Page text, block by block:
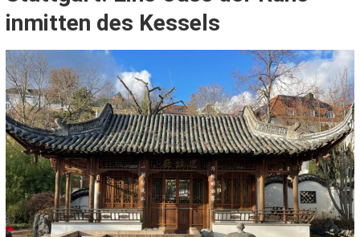
inmitten des Kessels